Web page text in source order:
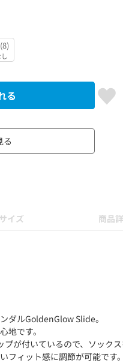
る
る
サイズ 商品
ダルGoldenGlow Slide。
地です。
が付いているので、ソック
フィット感に調節が可能です。